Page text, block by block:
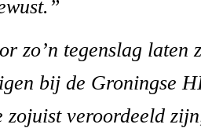
zo’n tegenslag laten
bij de Groningse
zojuist veroordeeld